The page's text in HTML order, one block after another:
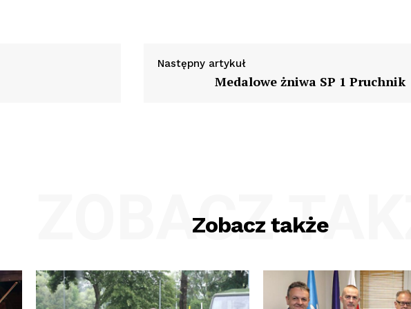
Następny artykuł
Medalowe żniwa SP 1 Pruchnik
Zobacz także
ZOBACZ